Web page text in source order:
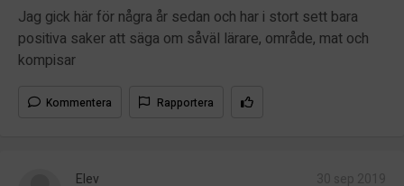
Jag gick här för några år sedan och har i stort sett bara
positiva saker att säga om såväl lärare, område, mat och
kompisar
Kommentera Rapportera
Elev